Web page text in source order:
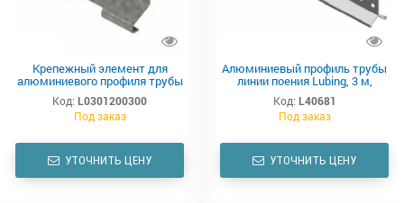
Крепежный элемент для
алюминиевого профиля трубы
линии поения Lubing
Код: L0301200300
Под заказ
УТОЧНИТЬ ЦЕНУ
Алюминиевый профиль трубы
линии поения Lubing, 3 м,
стандартный
Код: L40681
Под заказ
УТОЧНИТЬ ЦЕНУ